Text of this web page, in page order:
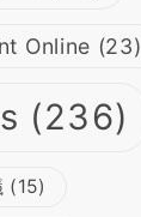
Online (23)
(236)
(15)